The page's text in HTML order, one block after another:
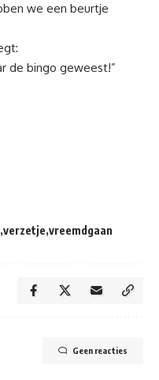
we een beurtje
de bingo geweest!”
verzetje vreemdgaan
Geen reacties